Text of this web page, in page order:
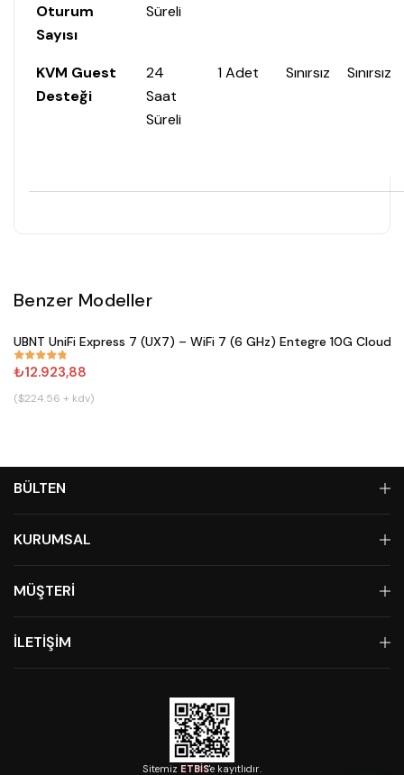
Oturum
Sayısı
Süreli
KVM Guest
Desteği
24
Saat
Süreli
1 Adet Sınırsız Sınırsız
Benzer Modeller
#833
UBNT UniFi Express 7 (UX7) – WiFi 7 (6 GHz) Entegre 10G
₺12.923,88
($224.56 + kdv)
BÜLTEN
KURUMSAL
MÜŞTERİ
İLETİŞİM
Sitemiz ETBİS'e kayıtlıdır.